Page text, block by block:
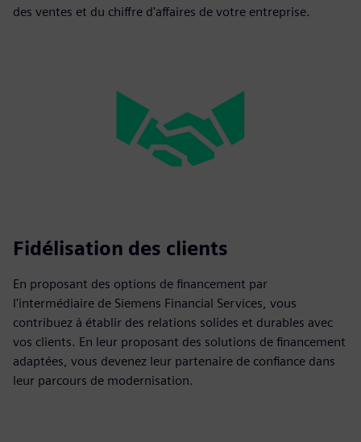
des ventes et du chiffre d'affaires de votre entreprise.
Fidélisation des clients
En proposant des options de financement par
l'intermédiaire de Siemens Financial Services, vous
contribuez à établir des relations solides et durables avec
vos clients. En leur proposant des solutions de financement
adaptées, vous devenez leur partenaire de confiance dans
leur parcours de modernisation.